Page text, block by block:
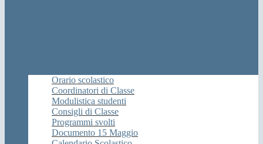
Orario scolastico
Coordinatori di Classe
Modulistica studenti
Consigli di Classe
Programmi svolti
Documento 15 Maggio